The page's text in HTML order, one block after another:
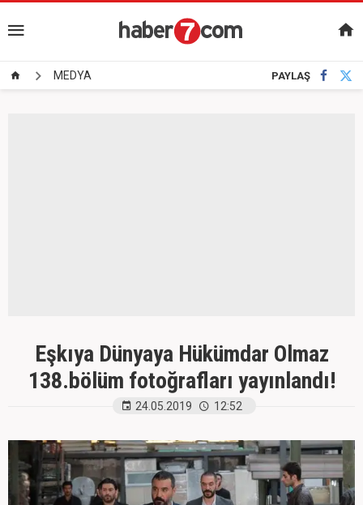
MEDYA PAYLAŞ
Eşkıya Dünyaya Hükümdar Olmaz
138.bölüm fotoğrafları yayınlandı!
24.05.2019 12:52